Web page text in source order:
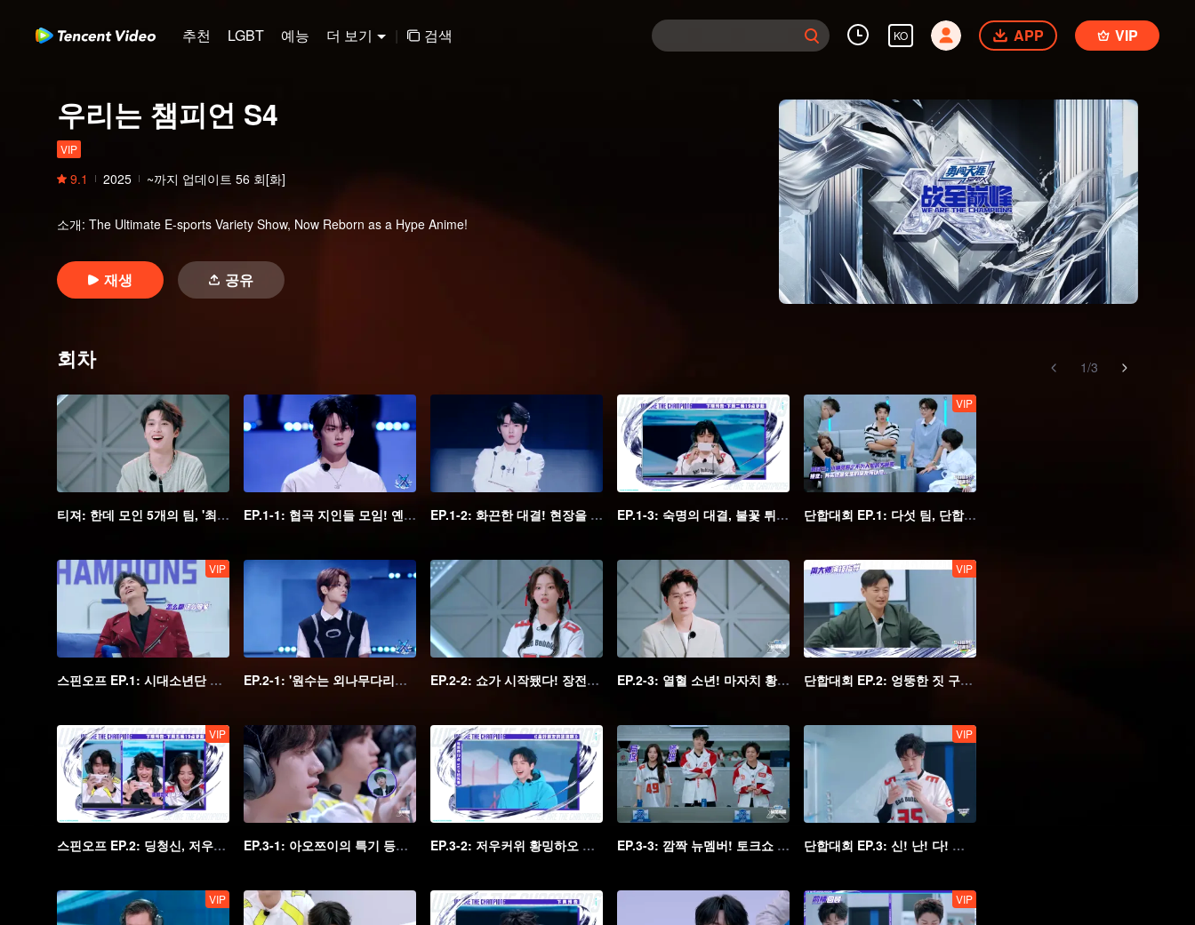
추천 LGBT 예능 더 보기 | 검색 KO APP VIP
우리는 챔피언 S4
VIP
9.1 2025 ~까지 업데이트 56 회[화]
소개: The Ultimate E-sports Variety Show, Now Reborn as a Hype Anime!
재생 공유
회차 1/3
티져: 한데 모인 5개의 팀, '최강팀'은 누가 차지할까? EP.1-1: 협곡 지인들 모임! 옌예인팀 집결 완료 EP.1-2: 화끈한 대결! 현장을 발칵 뒤집어 놓은 시대소년단 EP.1-3: 숙명의 대결, 불꽃 튀기는 단체전 일촉즉발
VIP
단합대회 EP.1: 다섯 팀, 단합대회 모드 돌입
VIP
스핀오프 EP.1: 시대소년단 케미 테스트, 양차오웨 우이 '케이크' 일화 설명 EP.2-1: '원수는 외나무다리에서 만난다'? 황밍하오, 저우커위 경기장에서 재회 EP.2-2: 쇼가 시작됐다! 장전위안, 옌하오상 폭소 만발 눈썹 댄스 EP.2-3: 열혈 소년! 마자치 황밍하오 협곡의 대결
VIP
단합대회 EP.2: 엉뚱한 짓 구경! 황밍하오 물뱀 때리기 시전
VIP
스핀오프 EP.2: 딩청신, 저우커위 빨갛게 타오른 얼굴, 황밍하오의 '썰렁한' 마술쇼! EP.3-1: 아오쯔이의 특기 등판, 깜놀한 시대소년단 EP.3-2: 저우커위 황밍하오 팀플로 프로 선수를 '폭격'? EP.3-3: 깜짝 뉴멤버! 토크쇼 배우 왕자협곡 입성
VIP
단합대회 EP.3: 신! 난! 다! 시대소년단 베개 싸움
VIP VIP